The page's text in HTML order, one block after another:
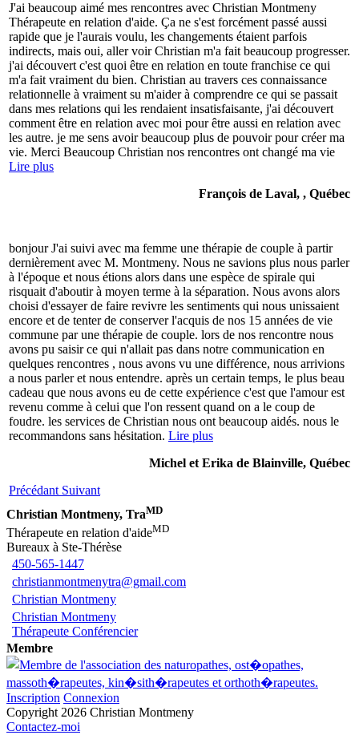
J'ai beaucoup aimé mes rencontres avec Christian Montmeny
Thérapeute en relation d'aide. Ça ne s'est forcément passé aussi
rapide que je l'aurais voulu, les changements étaient parfois
indirects, mais oui, aller voir Christian m'a fait beaucoup progresser.
j'ai découvert c'est quoi être en relation en toute franchise ce qui
m'a fait vraiment du bien. Christian au travers ces connaissance
relationnelle à vraiment su m'aider à comprendre ce qui se passait
dans mes relations qui les rendaient insatisfaisante, j'ai découvert
comment être en relation avec moi pour être aussi en relation avec
les autre. je me sens avoir beaucoup plus de pouvoir pour créer ma
vie. Merci Beaucoup Christian nos rencontres ont changé ma vie
Lire plus
François de Laval, , Québec
bonjour J'ai suivi avec ma femme une thérapie de couple à partir
dernièrement avec M. Montmeny. Nous ne savions plus nous parler
à l'époque et nous étions alors dans une espèce de spirale qui
risquait d'aboutir à moyen terme à la séparation. Nous avons alors
choisi d'essayer de faire revivre les sentiments qui nous unissaient
encore et de tenter de conserver l'acquis de nos 15 années de vie
commune par une thérapie de couple. lors de nos rencontre nous
avons pu saisir ce qui n'allait pas dans notre communication en
quelques rencontres , nous avons vu une différence, nous arrivions
a nous parler et nous entendre. après un certain temps, le plus beau
cadeau que nous avons eu de cette expérience c'est que l'amour est
revenu comme à celui que l'on ressent quand on a le coup de
foudre. les services de Christian nous ont beaucoup aidés. nous le
recommandons sans hésitation. Lire plus
Michel et Erika de Blainville, Québec
Précédant Suivant
Christian Montmeny, TraMD
Thérapeute en relation d'aideMD
Bureaux à Ste-Thérèse
450-565-1447
christianmontmenytra@gmail.com
Christian Montmeny
Christian Montmeny
Thérapeute Conférencier
Membre
Inscription Connexion
Copyright 2026 Christian Montmeny
Contactez-moi